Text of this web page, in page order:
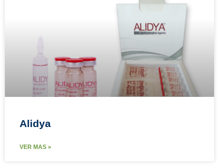
Alidya
VER MAS »